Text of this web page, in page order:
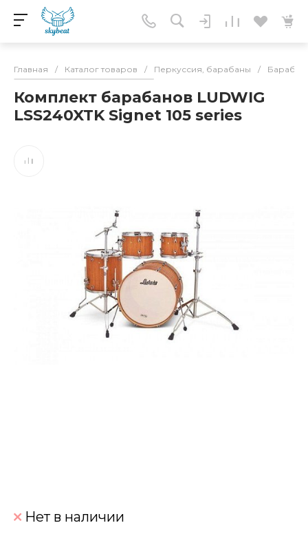
Главная / Каталог товаров / Перкуссия, барабаны /
Комплект барабанов LUDWIG
LSS240XTK Signet 105 series
Нет в наличии